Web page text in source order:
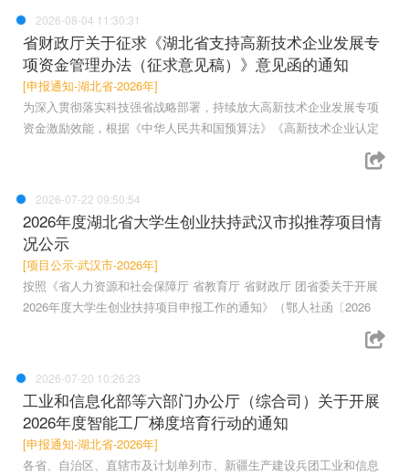
2026-08-04 11:30:31
省财政厅关于征求《湖北省支持高新技术企业发展专
项资金管理办法（征求意见稿）》意见函的通知
[申报通知-湖北省-2026年]
为深入贯彻落实科技强省战略部署，持续放大高新技术企业发展专项
资金激励效能，根据《中华人民共和国预算法》《高新技术企业认定
2026-07-22 09:50:54
2026年度湖北省大学生创业扶持武汉市拟推荐项目情
况公示
[项目公示-武汉市-2026年]
按照《省人力资源和社会保障厅 省教育厅 省财政厅 团省委关于开展
2026年度大学生创业扶持项目申报工作的通知》（鄂人社函〔2026
2026-07-20 10:26:23
工业和信息化部等六部门办公厅（综合司）关于开展
2026年度智能工厂梯度培育行动的通知
[申报通知-湖北省-2026年]
各省、自治区、直辖市及计划单列市、新疆生产建设兵团工业和信息